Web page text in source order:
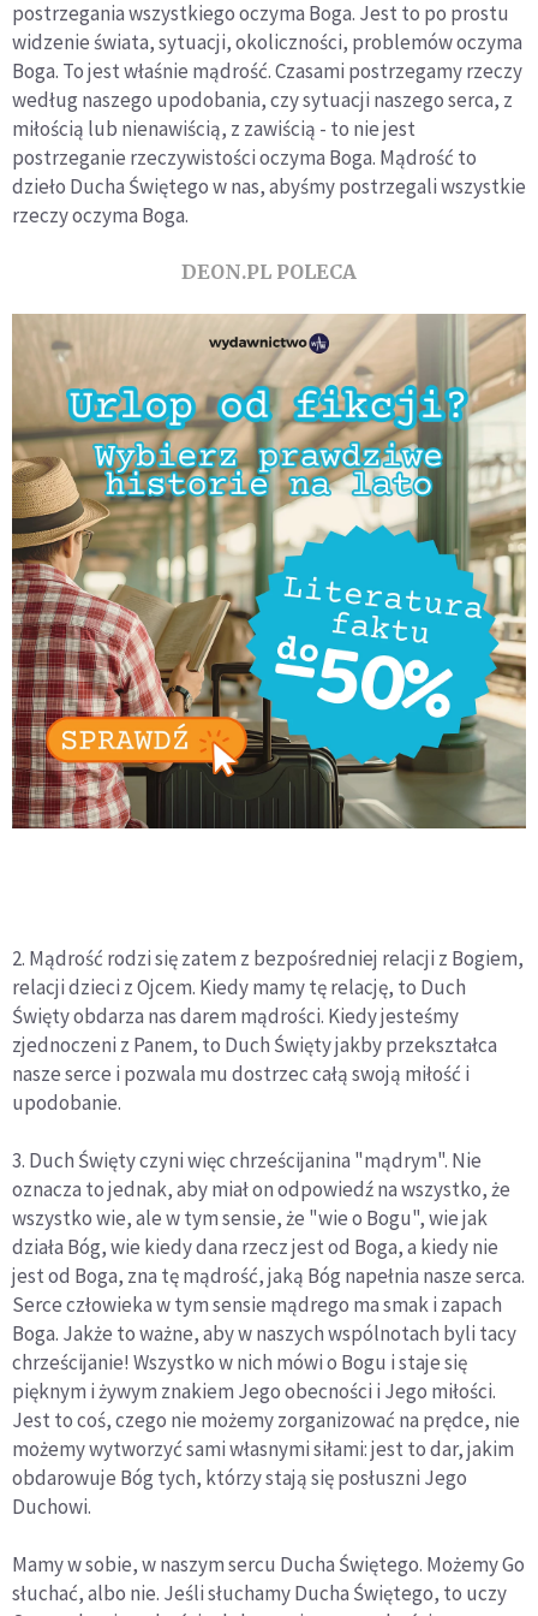
postrzegania wszystkiego oczyma Boga. Jest to po prostu
widzenie świata, sytuacji, okoliczności, problemów oczyma
Boga. To jest właśnie mądrość. Czasami postrzegamy rzeczy
według naszego upodobania, czy sytuacji naszego serca, z
miłością lub nienawiścią, z zawiścią - to nie jest
postrzeganie rzeczywistości oczyma Boga. Mądrość to
dzieło Ducha Świętego w nas, abyśmy postrzegali wszystkie
rzeczy oczyma Boga.
DEON.PL POLECA
2. Mądrość rodzi się zatem z bezpośredniej relacji z Bogiem,
relacji dzieci z Ojcem. Kiedy mamy tę relację, to Duch
Święty obdarza nas darem mądrości. Kiedy jesteśmy
zjednoczeni z Panem, to Duch Święty jakby przekształca
nasze serce i pozwala mu dostrzec całą swoją miłość i
upodobanie.
3. Duch Święty czyni więc chrześcijanina "mądrym". Nie
oznacza to jednak, aby miał on odpowiedź na wszystko, że
wszystko wie, ale w tym sensie, że "wie o Bogu", wie jak
działa Bóg, wie kiedy dana rzecz jest od Boga, a kiedy nie
jest od Boga, zna tę mądrość, jaką Bóg napełnia nasze serca.
Serce człowieka w tym sensie mądrego ma smak i zapach
Boga. Jakże to ważne, aby w naszych wspólnotach byli tacy
chrześcijanie! Wszystko w nich mówi o Bogu i staje się
pięknym i żywym znakiem Jego obecności i Jego miłości.
Jest to coś, czego nie możemy zorganizować na prędce, nie
możemy wytworzyć sami własnymi siłami: jest to dar, jakim
obdarowuje Bóg tych, którzy stają się posłuszni Jego
Duchowi.
Mamy w sobie, w naszym sercu Ducha Świętego. Możemy Go
słuchać, albo nie. Jeśli słuchamy Ducha Świętego, to uczy